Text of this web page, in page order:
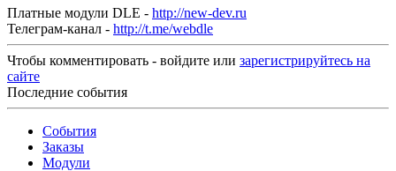
Платные модули DLE - http://new-dev.ru
Телеграм-канал - http://t.me/webdle
Чтобы комментировать - войдите или зарегистрируйтесь на
сайте
Последние события
События
Заказы
Модули